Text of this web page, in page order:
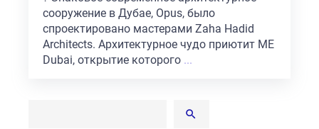
сооружение в Дубае, Opus, было
спроектировано мастерами Zaha Hadid
Architects. Архитектурное чудо приютит ME
Dubai, открытие которого ...